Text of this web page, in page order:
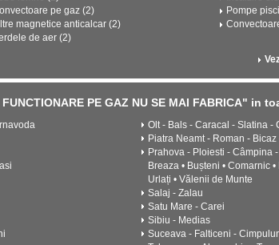
pe gaz (2)
magnetice anticalcar (2)
de aer (2)
Pompe
PE GAZ NU SE MAI FABRICA" in
Olt - Bals - Caracal - Slatina -
Piatra Neamt - Roman -
Prahova - Ploiesti - Câmpina
Breaza • Bușteni • Comarnic
Urlați • Vălenii de Munte
Salaj - Zalau
Satu Mare - Carei
Sibiu - Medias
Suceava - Falticeni -